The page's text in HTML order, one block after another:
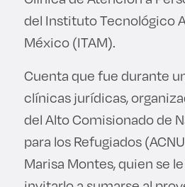
del Instituto Tecnológico
México (ITAM).
Cuenta que fue durante
clínicas jurídicas,
del Alto Comisionado de
para los Refugiados
Marisa Montes, quien se